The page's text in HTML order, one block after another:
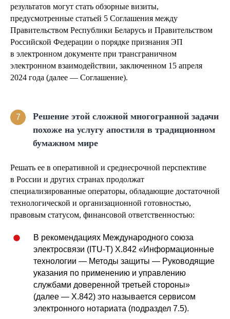
результатов могут стать обзорные визиты,
предусмотренные статьей 5 Соглашения между
Правительством Республики Беларусь и Правительством
Российской Федерации о порядке признания ЭП
в электронном документе при трансграничном
электронном взаимодействии, заключенном 15 апреля
2024 года (далее — Соглашение).
7
Решение этой сложной многогранной задачи
похоже на услугу апостиля в традиционном
бумажном мире
Решать ее в оперативной и среднесрочной перспективе
в России и других странах продолжат
специализированные операторы, обладающие достаточной
технологической и организационной готовностью,
правовым статусом, финансовой ответственностью:
В рекомендациях Международного союза
электро­связи (ITU-T) X.842 «Информационные
технологии — Методы защиты — Руководящие
указания по применению и управлению
службами доверенной третьей стороны»
(далее — X.842) это называется сервисом
электронного нотариата (подраздел 7.5).